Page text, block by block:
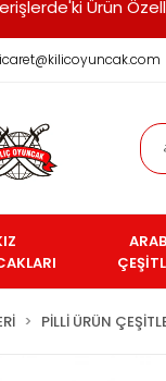
Ürün
PİLLİ ÜRÜN